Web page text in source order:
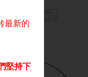
最新的
堅持下